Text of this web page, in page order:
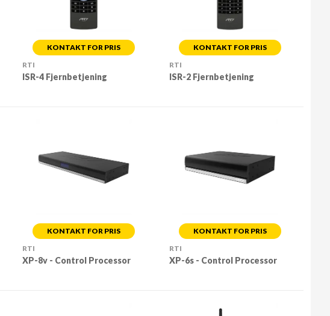
KONTAKT FOR PRIS
RTI
ISR-4 Fjernbetjening
KONTAKT FOR PRIS
RTI
ISR-2 Fjernbetjening
KONTAKT FOR PRIS
RTI
XP-8v - Control Processor
KONTAKT FOR PRIS
RTI
XP-6s - Control Processor